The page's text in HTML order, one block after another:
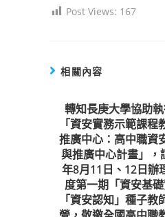
Post Views: 167
相關內容
轉知長庚大學協助
「資安實務示範課程
推廣中心：高中職資
與推廣中心計畫」，
年8月11日、12日辦
度第一期「資安基
「資安認知」種子教